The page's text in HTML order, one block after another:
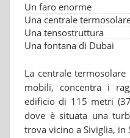
Un faro enorme
Una centrale
Una tensostruttura
Una fontana di Dubai
La centrale
mobili, concentra i
edificio di 115 metri
dove è situata una
trova vicino a Siviglia, in